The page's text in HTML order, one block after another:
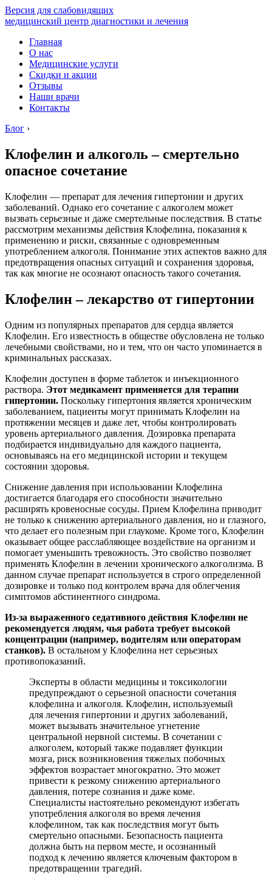
Версия для слабовидящих
медицинский центр диагностики и лечения
Главная
О нас
Медицинские услуги
Скидки и акции
Отзывы
Наши врачи
Контакты
Блог ›
Клофелин и алкоголь – смертельно
опасное сочетание
Клофелин — препарат для лечения гипертонии и других
заболеваний. Однако его сочетание с алкоголем может
вызвать серьезные и даже смертельные последствия. В статье
рассмотрим механизмы действия Клофелина, показания к
применению и риски, связанные с одновременным
употреблением алкоголя. Понимание этих аспектов важно для
предотвращения опасных ситуаций и сохранения здоровья,
так как многие не осознают опасность такого сочетания.
Клофелин – лекарство от гипертонии
Одним из популярных препаратов для сердца является
Клофелин. Его известность в обществе обусловлена не только
лечебными свойствами, но и тем, что он часто упоминается в
криминальных рассказах.
Клофелин доступен в форме таблеток и инъекционного
раствора. Этот медикамент применяется для терапии
гипертонии. Поскольку гипертония является хроническим
заболеванием, пациенты могут принимать Клофелин на
протяжении месяцев и даже лет, чтобы контролировать
уровень артериального давления. Дозировка препарата
подбирается индивидуально для каждого пациента,
основываясь на его медицинской истории и текущем
состоянии здоровья.
Снижение давления при использовании Клофелина
достигается благодаря его способности значительно
расширять кровеносные сосуды. Прием Клофелина приводит
не только к снижению артериального давления, но и глазного,
что делает его полезным при глаукоме. Кроме того, Клофелин
оказывает общее расслабляющее воздействие на организм и
помогает уменьшить тревожность. Это свойство позволяет
применять Клофелин в лечении хронического алкоголизма. В
данном случае препарат используется в строго определенной
дозировке и только под контролем врача для облегчения
симптомов абстинентного синдрома.
Из-за выраженного седативного действия Клофелин не
рекомендуется людям, чья работа требует высокой
концентрации (например, водителям или операторам
станков). В остальном у Клофелина нет серьезных
противопоказаний.
Эксперты в области медицины и токсикологии
предупреждают о серьезной опасности сочетания
клофелина и алкоголя. Клофелин, используемый
для лечения гипертонии и других заболеваний,
может вызывать значительное угнетение
центральной нервной системы. В сочетании с
алкоголем, который также подавляет функции
мозга, риск возникновения тяжелых побочных
эффектов возрастает многократно. Это может
привести к резкому снижению артериального
давления, потере сознания и даже коме.
Специалисты настоятельно рекомендуют избегать
употребления алкоголя во время лечения
клофелином, так как последствия могут быть
смертельно опасными. Безопасность пациента
должна быть на первом месте, и осознанный
подход к лечению является ключевым фактором в
предотвращении трагедий.